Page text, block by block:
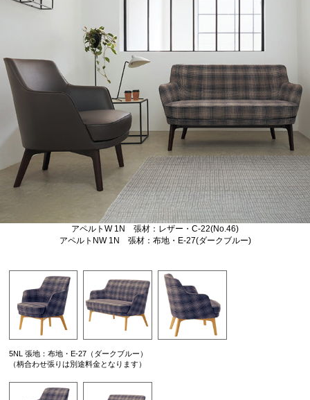
アペルトW 1N 張材：レザー・C-22(No.46)
アペルトNW 1N 張材：布地・E-27(ダークブルー)
5NL 張地：布地・E-27（ダークブルー）
（柄合わせ張りは別途料金となります）